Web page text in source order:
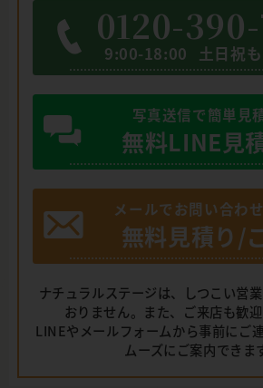
0120-
9:00-18:00 土日祝
写真送信で簡単見
無料LINE見
メールでお問い合わ
無料見積り/
ナチュラルステージは、しつこい営
おりません。また、ご来店も歓
LINEやメールフォームから事前にご
ムーズにご案内できま